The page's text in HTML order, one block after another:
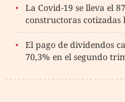
La Covid-19 se lleva el
constructoras cotizadas
El pago de dividendos
70,3% en el segundo